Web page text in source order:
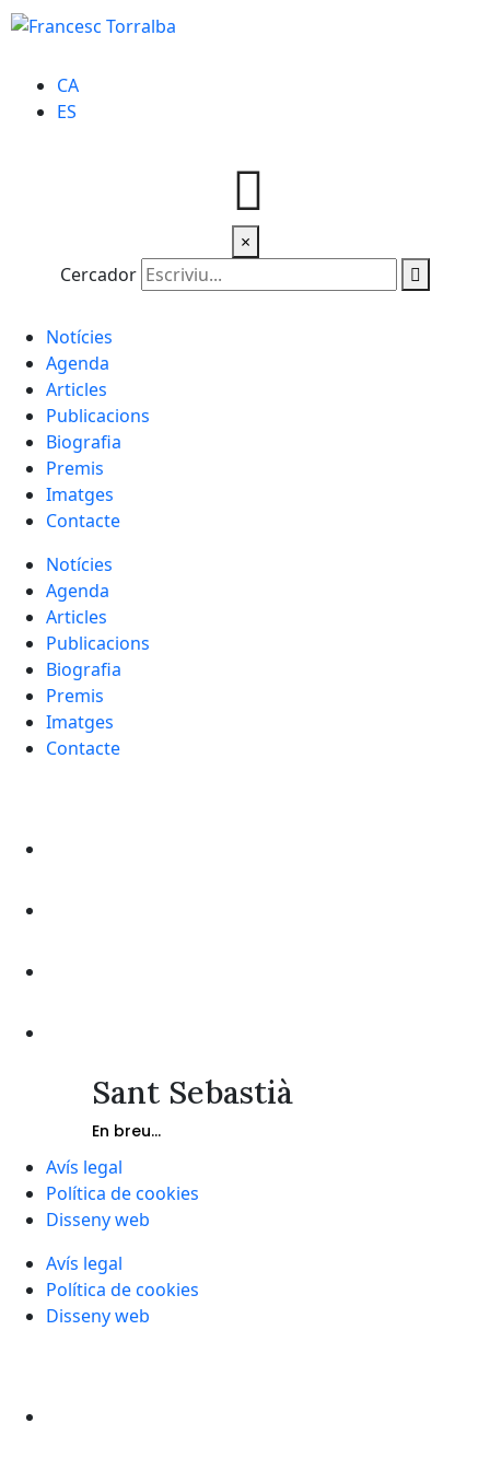
CA
ES
×
Cercador
Notícies
Agenda
Articles
Publicacions
Biografia
Premis
Imatges
Contacte
Notícies
Agenda
Articles
Publicacions
Biografia
Premis
Imatges
Contacte
Sant Sebastià
En breu...
Avís legal
Política de cookies
Disseny web
Avís legal
Política de cookies
Disseny web